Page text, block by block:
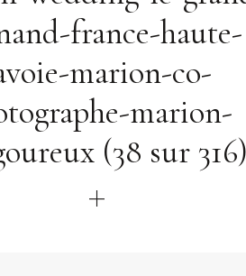
france-haute-
marion-co-
marion-
(38 sur 316)
Contact
FOLLOW ME